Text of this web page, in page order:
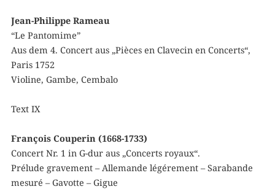
Jean-Philippe Rameau
“Le Pantomime”
Aus dem 4. Concert aus „Pièces en Clavecin en Concerts“,
Paris 1752
Violine, Gambe, Cembalo
Text IX
François Couperin (1668-1733)
Concert Nr. 1 in G-dur aus „Concerts royaux“.
Prélude gravement – Allemande légérement – Sarabande
mesuré – Gavotte – Gigue